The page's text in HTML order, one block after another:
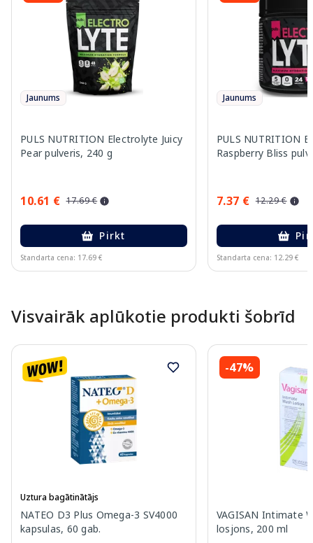
Jaunums
PULS NUTRITION Electrolyte Juicy
Pear pulveris, 240 g
10.61 € 17.69 €
Pirkt
Standarta cena: 17.69 €
Jaunums
PULS NUTRITION
Raspberry Bliss
7.37 € 12.29 €
Standarta cena: 12.29 €
Visvairāk aplūkotie produkti šobrīd
Uztura bagātinātājs
NATEO D3 Plus Omega-3 SV4000
kapsulas, 60 gab.
-47%
VAGISAN Intimate
losjons, 200 ml